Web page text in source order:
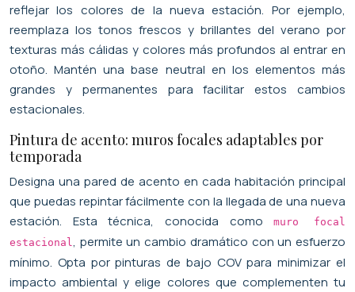
reflejar los colores de la nueva estación. Por ejemplo,
reemplaza los tonos frescos y brillantes del verano por
texturas más cálidas y colores más profundos al entrar en
otoño. Mantén una base neutral en los elementos más
grandes y permanentes para facilitar estos cambios
estacionales.
Pintura de acento: muros focales adaptables por
temporada
Designa una pared de acento en cada habitación principal
que puedas repintar fácilmente con la llegada de una nueva
estación. Esta técnica, conocida comomuro focal
estacional , permite un cambio dramático con un esfuerzo
mínimo. Opta por pinturas de bajo COV para minimizar el
impacto ambiental y elige colores que complementen tu